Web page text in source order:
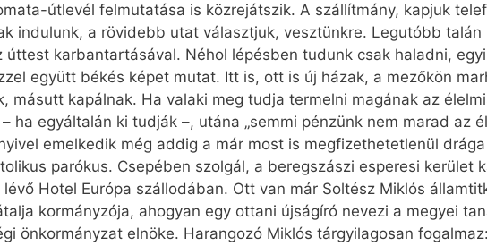
útlevél felmutatása is közrejátszik. A szállítmány, kapjuk
indulunk, a rövidebb utat választjuk, vesztünkre. Legutóbb talán
karbantartásával. Néhol lépésben tudunk csak haladni,
együtt békés képet mutat. Itt is, ott is új házak, a mezőkön
másutt kapálnak. Ha valaki meg tudja termelni magának az
ha egyáltalán ki tudják –, utána „semmi pénzünk nem marad az
emelkedik még addig a már most is megfizethetetlenül
parókus. Csepében szolgál, a beregszászi esperesi kerület
Hotel Európa szállodában. Ott van már Soltész Miklós
kormányzója, ahogyan egy ottani újságíró nevezi a megyei
önkormányzat elnöke. Harangozó Miklós tárgyilagosan